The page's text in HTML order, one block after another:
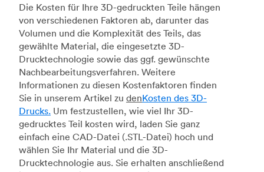
Die Kosten für Ihre 3D-gedruckten Teile hängen
von verschiedenen Faktoren ab, darunter das
Volumen und die Komplexität des Teils, das
gewählte Material, die eingesetzte 3D-
Drucktechnologie sowie das ggf. gewünschte
Nachbearbeitungsverfahren. Weitere
Informationen zu diesen Kostenfaktoren finden
Sie in unserem Artikel zu denKosten des 3D-
Drucks. Um festzustellen, wie viel Ihr 3D-
gedrucktes Teil kosten wird, laden Sie ganz
einfach eine CAD-Datei (.STL-Datei) hoch und
wählen Sie Ihr Material und die 3D-
Drucktechnologie aus. Sie erhalten anschließend